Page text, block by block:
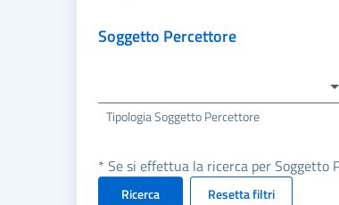
Soggetto Percettore
Tipologia Soggetto Percettore
* Se si effettua la ricerca per Soggetto
Ricerca Resetta filtri